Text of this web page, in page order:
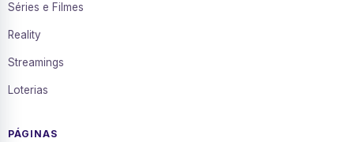
Séries e Filmes
Reality
Streamings
Loterias
PÁGINAS